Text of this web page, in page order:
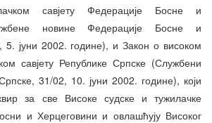
савјету Федерације Босне и
новине Федерације Босне и
5. јуни 2002. године), и Закон о високом
савјету Републике Српске (Службени
31/02, 10. јуни 2002. године), који
за све Високе судске и тужилачке
и Херцеговини и овлашћују Високог